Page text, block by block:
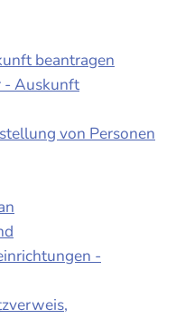
beantragen
- Auskunft
von Personen
-